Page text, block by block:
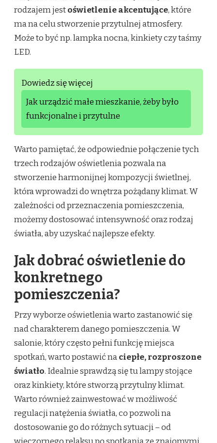
rodzajem jestoświetlenie akcentujące, które
ma na celu stworzenie przytulnej atmosfery.
Może to być np. lampka nocna, kinkiety czy taśmy
LED.
Dowiedz się więcej
Jak urządzić małe mieszkanie, żeby było
funkcjonalne i przytulne
Warto pamiętać, że odpowiednie połączenie tych
trzech rodzajów oświetlenia pozwala na
stworzenie harmonijnej kompozycji świetlnej,
która wprowadzi do wnętrza pożądany klimat. W
zależności od przeznaczenia pomieszczenia,
możemy dostosować intensywność oraz rodzaj
światła, aby uzyskać najlepsze efekty.
Jak dobrać oświetlenie do
konkretnego
pomieszczenia?
Przy wyborze oświetlenia warto zastanowić się
nad charakterem danego pomieszczenia. W
salonie, który często pełni funkcję miejsca
spotkań, warto postawić naciepłe, rozproszone
światło. Idealnie sprawdzą się tu lampy stojące
oraz kinkiety, które stworzą przytulny klimat.
Warto również zainwestować w możliwość
regulacji natężenia światła, co pozwoli na
dostosowanie go do różnych sytuacji – od